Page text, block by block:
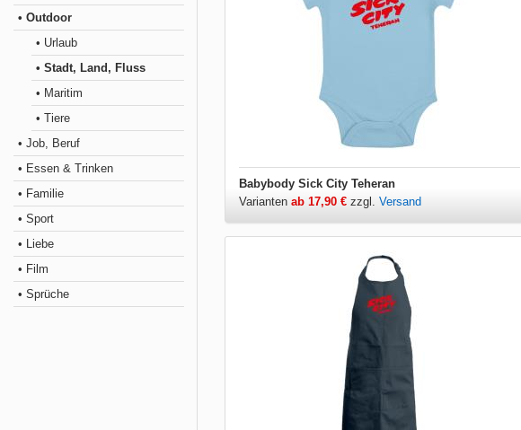
• Outdoor
• Urlaub
• Stadt, Land, Fluss
• Maritim
• Tiere
• Job, Beruf
• Essen & Trinken
• Familie
• Sport
• Liebe
• Film
• Sprüche
Babybody Sick City Teheran
Varianten ab 17,90 € zzgl. Versand